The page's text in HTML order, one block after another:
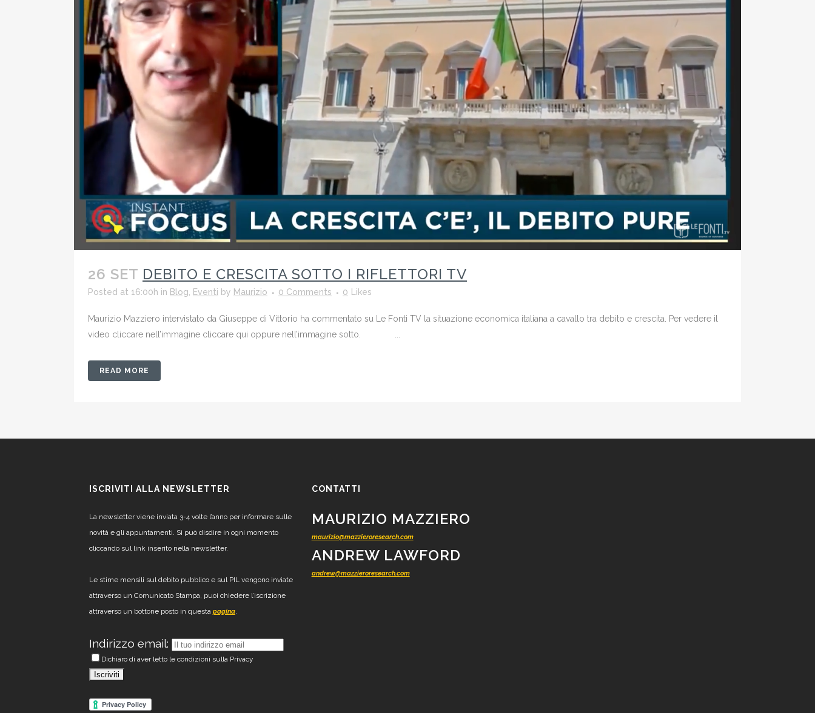
26 SET DEBITO E CRESCITA SOTTO I RIFLETTORI TV
Posted at 16:00h in Blog, Eventi by Maurizio 0 Comments 0 Likes
Maurizio Mazziero intervistato da Giuseppe di Vittorio ha commentato su Le Fonti TV la situazione economica italiana a cavallo tra debito e crescita. Per vedere il
video cliccare nell’immagine cliccare qui oppure nell’immagine sotto. ...
READ MORE
ISCRIVITI ALLA NEWSLETTER
La newsletter viene inviata 3-4 volte l’anno per informare sulle
novità e gli appuntamenti. Si può disdire in ogni momento
cliccando sul link inserito nella newsletter.
Le stime mensili sul debito pubblico e sul PIL vengono inviate
attraverso un Comunicato Stampa, puoi chiedere l’iscrizione
attraverso un bottone posto in questa pagina.
Indirizzo email:
Dichiaro di aver letto le condizioni sulla Privacy
CONTATTI
MAURIZIO MAZZIERO
maurizio@mazzieroresearch.com
ANDREW LAWFORD
andrew@mazzieroresearch.com